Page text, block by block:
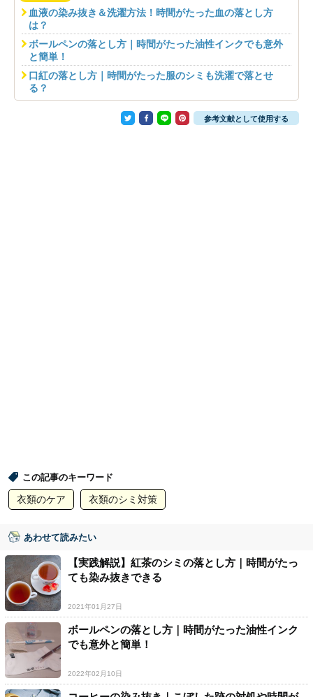
血液の染み抜き＆洗濯方法！時間がたった血の落とし方
は？
ボールペンの落とし方｜時間がたった油性インクでも意外
と簡単！
口紅の落とし方｜時間がたった服のシミも洗濯で落とせ
る？
参考文献として使用する
この記事のキーワード
衣類のケア 衣類のシミ対策
あわせて読みたい
【実践解説】紅茶のシミの落とし方｜時間がたっ
ても染み抜きできる
2021年01月27日
ボールペンの落とし方｜時間がたった油性インク
でも意外と簡単！
2022年02月10日